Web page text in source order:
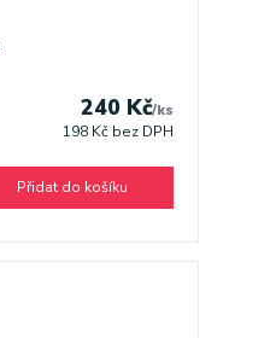
240 Kč/ks
198 Kč bez DPH
Přidat do košíku